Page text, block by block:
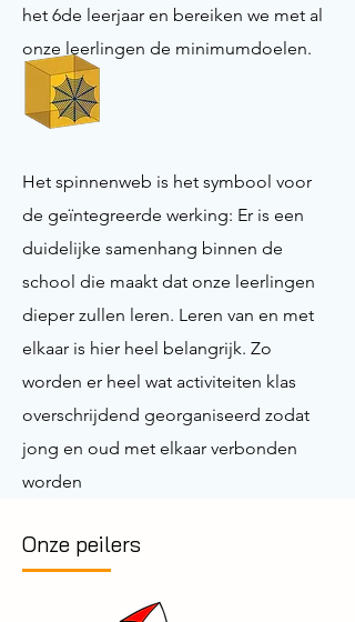
het 6de leerjaar en bereiken we met al
onze leerlingen de minimumdoelen.
Het spinnenweb is het symbool voor
de geïntegreerde werking: Er is een
duidelijke samenhang binnen de
school die maakt dat onze leerlingen
dieper zullen leren. Leren van en met
elkaar is hier heel belangrijk. Zo
worden er heel wat activiteiten klas
overschrijdend georganiseerd zodat
jong en oud met elkaar verbonden
worden
Onze peilers